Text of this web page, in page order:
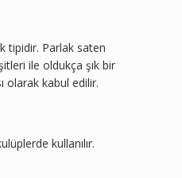
tipidir. Parlak saten
ile oldukça şık bir
olarak kabul edilir.
kullanılır.